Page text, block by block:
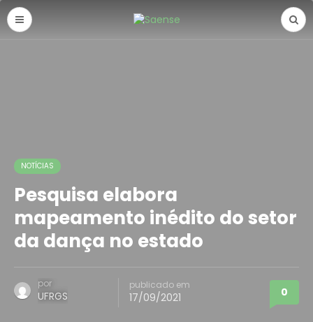
NOTÍCIAS
Pesquisa elabora
mapeamento inédito do setor
da dança no estado
por
UFRGS
publicado em
17/09/2021 0